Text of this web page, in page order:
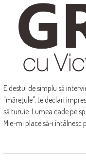
E destul de simplu să
"măreţule", te declari
să turuie. Lumea cade pe
Mie-mi place să-i întâlnesc